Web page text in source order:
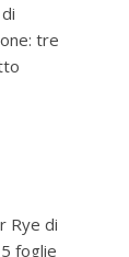
tre
Rye di
foglie